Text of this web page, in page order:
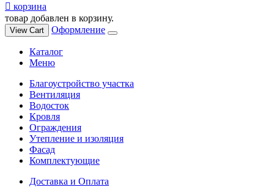
корзина
товар добавлен в корзину.
View Cart Оформление
Каталог
Меню
Благоустройство участка
Вентиляция
Водосток
Кровля
Ограждения
Утепление и изоляция
Фасад
Комплектующие
Доставка и Оплата